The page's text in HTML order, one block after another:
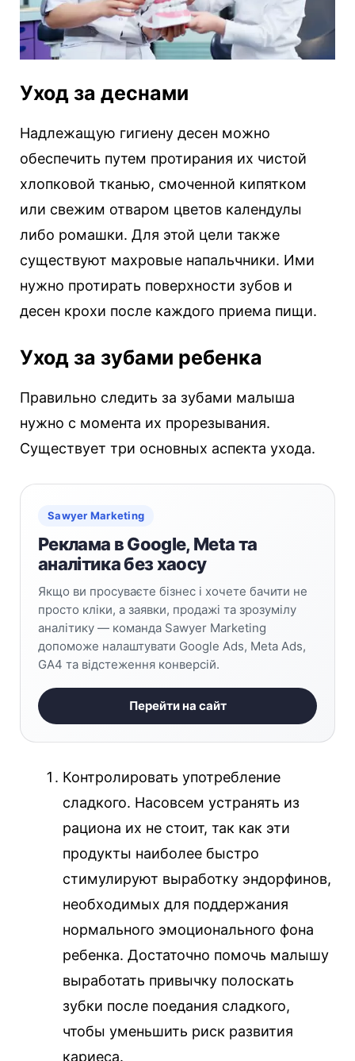
Уход за деснами
Надлежащую гигиену десен можно
обеспечить путем протирания их чистой
хлопковой тканью, смоченной кипятком
или свежим отваром цветов календулы
либо ромашки. Для этой цели также
существуют махровые напальчники. Ими
нужно протирать поверхности зубов и
десен крохи после каждого приема пищи.
Уход за зубами ребенка
Правильно следить за зубами малыша
нужно с момента их прорезывания.
Существует три основных аспекта ухода.
Sawyer Marketing
Реклама в Google, Meta та
аналітика без хаосу
Якщо ви просуваєте бізнес і хочете бачити не
просто кліки, а заявки, продажі та зрозумілу
аналітику — команда Sawyer Marketing
допоможе налаштувати Google Ads, Meta Ads,
GA4 та відстеження конверсій.
Перейти на сайт
Контролировать употребление
сладкого. Насовсем устранять из
рациона их не стоит, так как эти
продукты наиболее быстро
стимулируют выработку эндорфинов,
необходимых для поддержания
нормального эмоционального фона
ребенка. Достаточно помочь малышу
выработать привычку полоскать
зубки после поедания сладкого,
чтобы уменьшить риск развития
кариеса.